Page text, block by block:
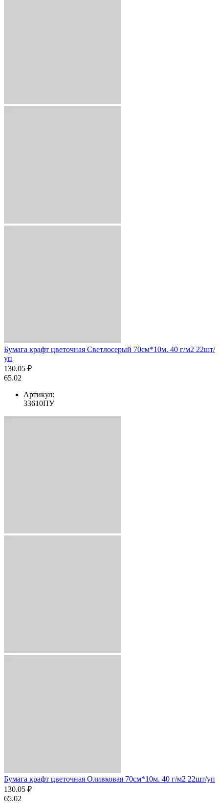
Бумага крафт цветочная Светлосерый 70см*10м. 40 г/м2 22шт/
уп
130.05 ₽
65.02
Артикул:
33610ПУ
Бумага крафт цветочная Оливковая 70см*10м. 40 г/м2 22шт/уп
130.05 ₽
65.02